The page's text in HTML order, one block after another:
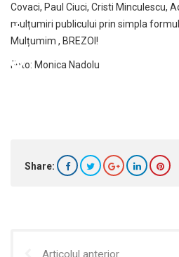
Covaci, Paul Ciuci, Cristi Minculescu,
mulțumiri publicului prin simpla
Mulțumim , BREZOI!
Foto: Monica Nadolu
Share:
Articolul anterior